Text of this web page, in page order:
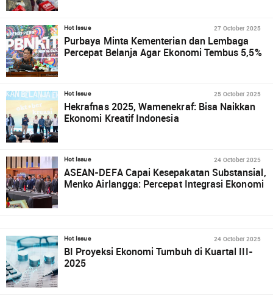
Hot Issue 27 October 2025
Purbaya Minta Kementerian dan Lembaga
Percepat Belanja Agar Ekonomi Tembus 5,5%
Hot Issue 25 October 2025
Hekrafnas 2025, Wamenekraf: Bisa Naikkan
Ekonomi Kreatif Indonesia
Hot Issue 24 October 2025
ASEAN-DEFA Capai Kesepakatan Substansial,
Menko Airlangga: Percepat Integrasi Ekonomi
Hot Issue 24 October 2025
BI Proyeksi Ekonomi Tumbuh di Kuartal III-
2025